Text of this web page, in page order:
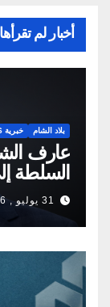
أخبار لم
بلاد الشام خبرية PLUS
عارف
السلطة
السلطة
31 يوليو , 2026